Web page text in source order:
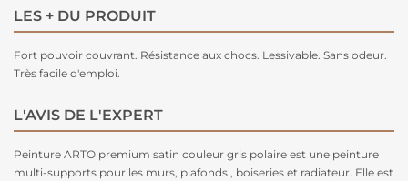
LES + DU PRODUIT
Fort pouvoir couvrant. Résistance aux chocs. Lessivable. Sans odeur.
Très facile d'emploi.
L'AVIS DE L'EXPERT
Peinture ARTO premium satin couleur gris polaire est une peinture
multi-supports pour les murs, plafonds , boiseries et radiateur. Elle est